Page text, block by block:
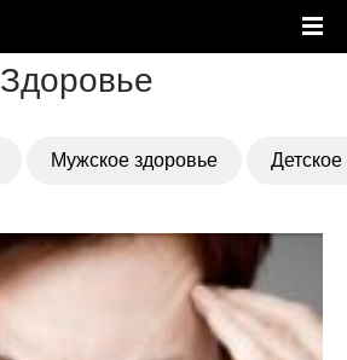
Здоровье
Мужское здоровье